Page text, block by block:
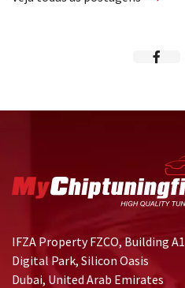
IFZA Property FZCO, Building A1
Digital Park, Silicon Oasis
Dubai, United Arab Emirates